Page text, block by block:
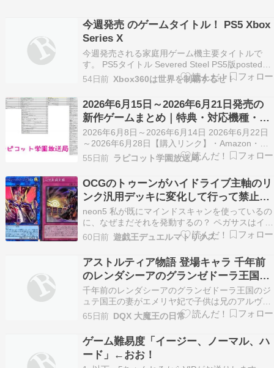
今週発売 のゲームタイトル！ PS5 Xbox
Series X
今週発売される家庭用ゲーム機主要タイトルで
す。 PS5タイトル Severed Steel PS5版posted
with カエレバ楽天市場で購入Amazonで購入 【予
約前日発送】[PS5] 早期購入特典付(エリオット旅
立ちパック) 冒険家エリオットの千年物語 スクウ
ェア・エニ…
54日前 Xbox360は世界を制覇するぜ！
2026年6月15日～2026年6月21日発売の
新作ゲームまとめ｜特典・対応機種・予
約情報を完全網羅
2026年6月8日～2026年6月14日 2026年6月22日
～2026年6月28日【購入リンク】・Amazon・楽
天ブックス・あみあみ・ヨドバシ・その他見たら
クリックしていって欲しいな▼▼▼▼▼ゲームソ
フト博物館へ（ゲーム情報を発売日順に並べてあ
ります）最終更新日：2026年6…
55日前 ラピコット学園放送局
OCGのトゥーンがハイドライブ主軸のリ
ンク汎用デッキに変化して行って禁止カ
ードが出そうな雰囲気になってきた
neon5 私が既にマインドスキャンを使っているの
に、なぜまだそれを発動するの？ ペガサスはイカ
サマ師で、今や皆を自分と同じようにイカサマ師
にしようとしている彼の千年眼(ミレニアムアイ)
を借りたんだ :3今、遊戯ボーイのカードが全部見
えるぞ！ Yuduki ペガサス、貴様ー！！…
60日前 遊戯王デュエルマトリクス
アストルティア物語 登場キャラ 千年前
のレンダシーアのグランゼドーラ王国の
ジュテ国王とエメリヤ妃とアルヴァン王
子とフェリナ王女！？
千年前のレンダシーアのグランゼドーラ王国のジ
ュテ国王の妻がエメリヤ妃で子供は兄のアルヴァ
ン王子はジュテ国王から剣技を学んだ弟子で妹の
フェリナ王女は王家の迷宮で封印された勇者アル
ヴァンに変わって勇者の血を子孫に遺しました。
65日前 DQX 大魔王の日常
ゲーム難易度「イージー、ノーマル、ハ
ード」←おお！